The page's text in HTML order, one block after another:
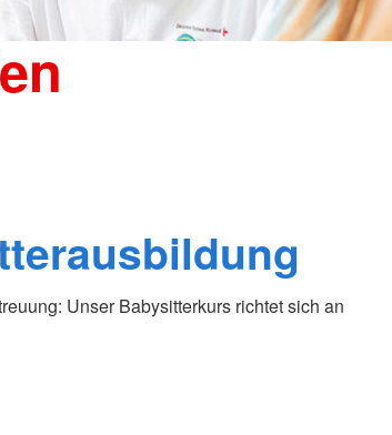
Unser Babysitterkurs richtet sich an